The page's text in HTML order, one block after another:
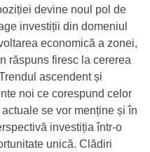
devine noul pol de
investiții din domeniul
economică a zonei,
răspuns firesc la cererea
ascendent și
noi ce corespund celor
se vor menține și în
investiția într-o
unică. Clădiri